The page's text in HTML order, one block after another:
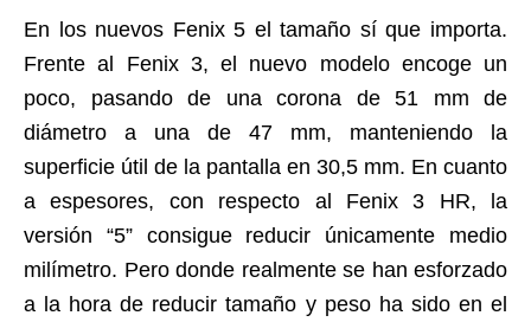
En los nuevos Fenix 5 el tamaño sí que importa.
Frente al Fenix 3, el nuevo modelo encoge un
poco, pasando de una corona de 51 mm de
diámetro a una de 47 mm, manteniendo la
superficie útil de la pantalla en 30,5 mm. En cuanto
a espesores, con respecto al Fenix 3 HR, la
versión “5” consigue reducir únicamente medio
milímetro. Pero donde realmente se han esforzado
a la hora de reducir tamaño y peso ha sido en el